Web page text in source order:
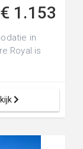
€ 1.153
in
Royal is